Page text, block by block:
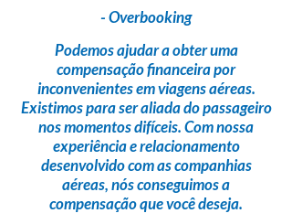
- Overbooking
Podemos ajudar a obter uma
compensação financeirapor
inconvenientes em viagens aéreas.
Existimos para seraliada do passageiro
nos momentos difíceis. Com nossa
experiência e relacionamento
desenvolvido com as companhias
aéreas,nós conseguimos a
compensação que você deseja.